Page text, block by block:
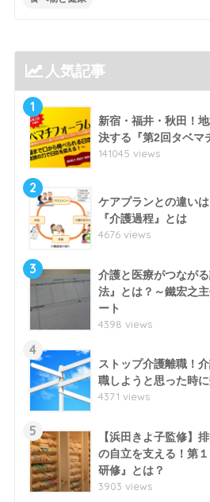
人気記事
1
新宿・福井・秋田！
決する『第2回タベマ
141045 views
2
ケアプランとの違い
『介護過程』とは
4676 views
3
介護と医療がつなが
法』とは？～鐵宏之
ート
4398 views
4
ストップ介護離職！
職しようと思った時
4371 views
5
【浜田きよ子監修】
の自立を支える！第
研修』とは？
3903 views